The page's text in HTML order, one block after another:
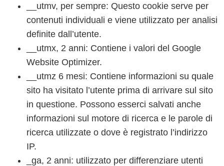
__utmv, per sempre: Questo cookie serve per
contenuti individuali e viene utilizzato per analisi
definite dall’utente.
__utmx, 2 anni: Contiene i valori del Google
Website Optimizer.
__utmz 6 mesi: Contiene informazioni su quale
sito ha visitato l’utente prima di arrivare sul sito
in questione. Possono esserci salvati anche
informazioni sul motore di ricerca e le parole di
ricerca utilizzate o dove è registrato l’indirizzo
IP.
_ga, 2 anni: utilizzato per differenziare utenti